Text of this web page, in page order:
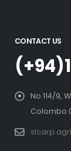
CONTACT US
No 114/9,
Colombo